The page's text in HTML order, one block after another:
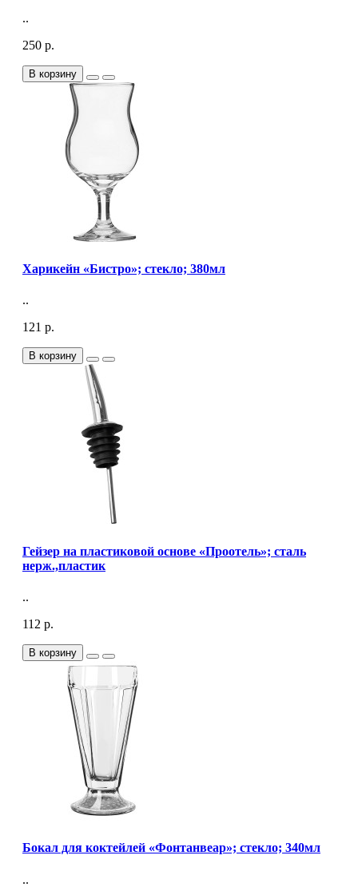
..
250 р.
В корзину
Харикейн «Бистро»; стекло; 380мл
..
121 р.
В корзину
Гейзер на пластиковой основе «Проотель»; сталь
нерж.,пластик
..
112 р.
В корзину
Бокал для коктейлей «Фонтанвеар»; стекло; 340мл
..